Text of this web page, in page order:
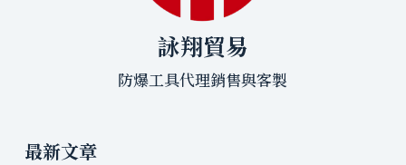
詠翔貿易
防爆工具代理銷售與客製
最新文章